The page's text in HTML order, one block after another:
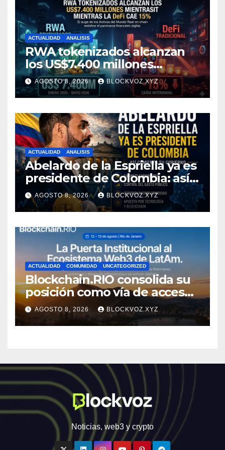
ACTUALIDAD ANALISIS
RWA tokenizados alcanzan
los US$7.400 millones
mientras la DeFi cae 15%
AGOSTO 8, 2026 BLOCKVOZ.XYZ
ACTUALIDAD ANALISIS
Abelardo de la Espriella ya es
presidente de Colombia: así
comienza su gobierno y qué
puede cambiar para la
economía y el sector cripto
AGOSTO 8, 2026 BLOCKVOZ.XYZ
ACTUALIDAD COMUNIDAD UNCATEGORIZED
Blockchain.RIO consolida su
posición como vía de acceso
institucional a la
infraestructura financiera
digital de América Latina
AGOSTO 8, 2026 BLOCKVOZ.XYZ
Noticias, web3 y crypto